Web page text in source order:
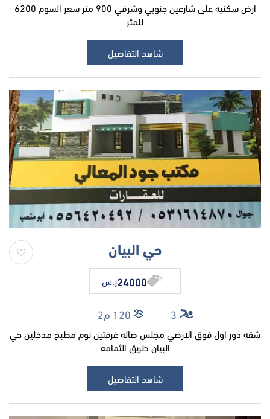
ارض سكنيه على شارعين جنوبي وشرقي 900 متر سعر السوم 6200
للمتر
شاهد التفاصيل
حي البيان
24000ر.س
3 120 م2
شقه دور اول فوق الارضي مجلس صاله غرفتين نوم مطبخ مدخلين حي
البيان طريق الثمامه
شاهد التفاصيل